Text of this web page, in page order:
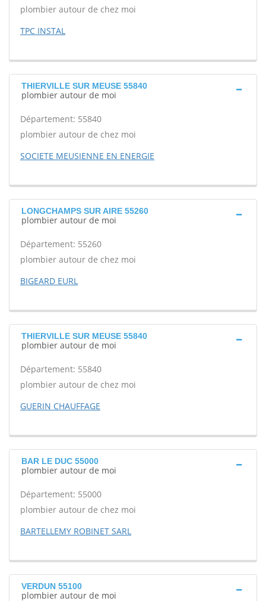
plombier autour de chez moi
TPC INSTAL
THIERVILLE SUR MEUSE 55840
plombier autour de moi
Département: 55840
plombier autour de chez moi
SOCIETE MEUSIENNE EN ENERGIE
LONGCHAMPS SUR AIRE 55260
plombier autour de moi
Département: 55260
plombier autour de chez moi
BIGEARD EURL
THIERVILLE SUR MEUSE 55840
plombier autour de moi
Département: 55840
plombier autour de chez moi
GUERIN CHAUFFAGE
BAR LE DUC 55000
plombier autour de moi
Département: 55000
plombier autour de chez moi
BARTELLEMY ROBINET SARL
VERDUN 55100
plombier autour de moi